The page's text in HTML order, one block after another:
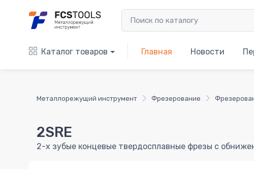
Каталог товаров Главная Новости
Металлорежущий инструмент Фрезерование
2SRE
2-х зубые концевые твердосплавные фрезы с